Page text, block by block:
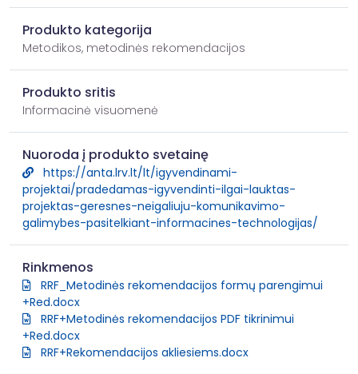
Produkto kategorija
Metodikos, metodinės rekomendacijos
Produkto sritis
Informacinė visuomenė
Nuoroda į produkto svetainę
https://anta.lrv.lt/lt/igyvendinami-
projektai/pradedamas-igyvendinti-ilgai-lauktas-
projektas-geresnes-neigaliuju-komunikavimo-
galimybes-pasitelkiant-informacines-technologijas/
Rinkmenos
RRF_Metodinės rekomendacijos formų parengimui
+Red.docx
RRF+Metodinės rekomendacijos PDF tikrinimui
+Red.docx
RRF+Rekomendacijos akliesiems.docx